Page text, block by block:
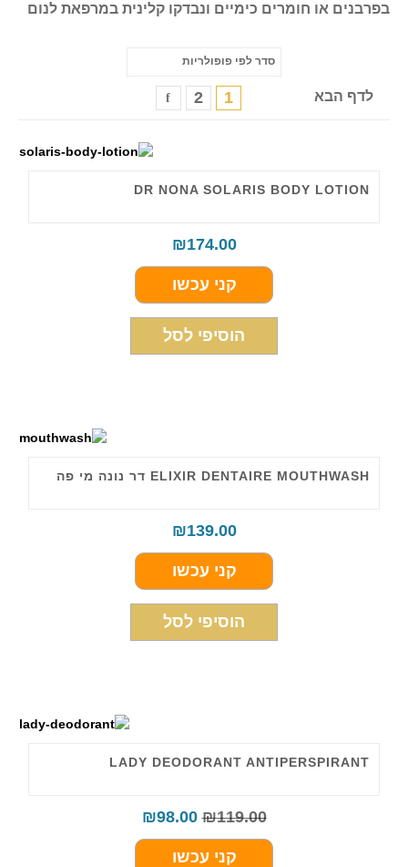
בפרבנים או חומרים כימיים ונבדקו קלינית במרפאת לנום
1
2 לדף הבא
DR NONA SOLARIS BODY LOTION
₪174.00
קני עכשו
הוסיפי לסל
ELIXIR DENTAIRE MOUTHWASH דר נונה מי פה
₪139.00
קני עכשו
הוסיפי לסל
LADY DEODORANT ANTIPERSPIRANT
₪119.00
₪98.00
קני עכשו